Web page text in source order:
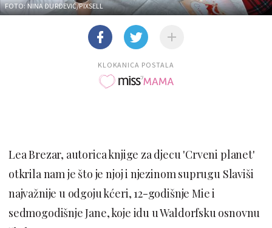
FOTO: NINA ĐURĐEVIĆ/PIXSELL
KLOKANICA POSTALA
Lea Brezar, autorica knjige za djecu 'Crveni planet'
otkrila nam je što je njoj i njezinom suprugu Slaviši
najvažnije u odgoju kćeri, 12-godišnje Mie i
sedmogodišnje Jane, koje idu u Waldorfsku osnovnu